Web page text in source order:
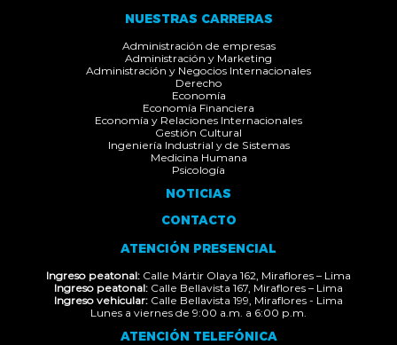
NUESTRAS CARRERAS
Administración de empresas
Administración y Marketing
Administración y Negocios Internacionales
Derecho
Economía
Economía Financiera
Economía y Relaciones Internacionales
Gestión Cultural
Ingeniería Industrial y de Sistemas
Medicina Humana
Psicología
NOTICIAS
CONTACTO
ATENCIÓN PRESENCIAL
Ingreso peatonal: Calle Mártir Olaya 162, Miraflores – Lima
Ingreso peatonal: Calle Bellavista 167, Miraflores – Lima
Ingreso vehicular: Calle Bellavista 199, Miraflores - Lima
Lunes a viernes de 9:00 a.m. a 6:00 p.m.
ATENCIÓN TELEFÓNICA